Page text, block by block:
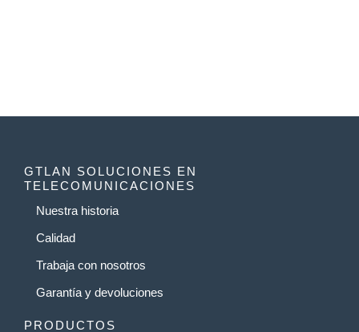
GTLAN SOLUCIONES EN
TELECOMUNICACIONES
Nuestra historia
Calidad
Trabaja con nosotros
Garantía y devoluciones
PRODUCTOS